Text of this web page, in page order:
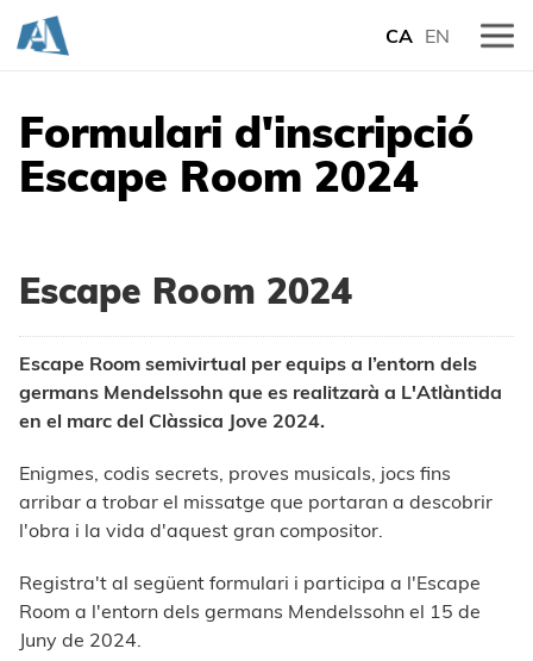
CA EN
Formulari d'inscripció
Escape Room 2024
Escape Room 2024
Escape Room semivirtual per equips a l’entorn dels
germans Mendelssohn que es realitzarà a L'Atlàntida
en el marc del Clàssica Jove 2024.
Enigmes, codis secrets, proves musicals, jocs fins
arribar a trobar el missatge que portaran a descobrir
l'obra i la vida d'aquest gran compositor.
Registra't al següent formulari i participa a l'Escape
Room a l'entorn dels germans Mendelssohn el 15 de
Juny de 2024.